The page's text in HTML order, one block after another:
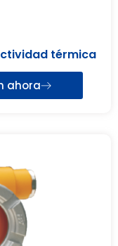
térmica
ahora